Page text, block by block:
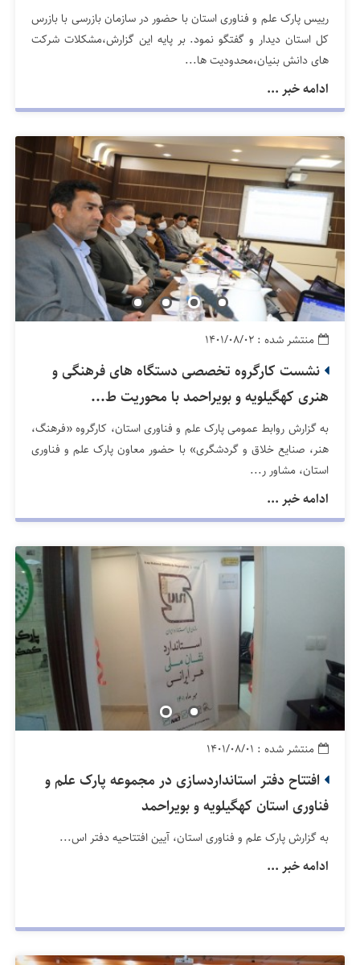
رییس پارک علم و فناوری استان با حضور در سازمان بازرسی با بازرس
کل استان دیدار و گفتگو نمود. بر پایه این گزارش،مشکلات شرکت
های دانش بنیان،محدودیت ها...
ادامه خبر ...
منتشر شده : ۱۴۰۱/۰۸/۰۲
نشست کارگروه تخصصی دستگاه های فرهنگی و
هنری کهگیلویه و بویراحمد با محوریت ط...
به گزارش روابط عمومی پارک علم و فناوری استان، کارگروه «فرهنگ،
هنر، صنایع خلاق و گردشگری» با حضور معاون پارک علم و فناوری
استان، مشاور ر...
ادامه خبر ...
منتشر شده : ۱۴۰۱/۰۸/۰۱
افتتاح دفتر استانداردسازی در مجموعه پارک علم و
فناوری استان کهگیلویه و بویراحمد
به گزارش پارک علم و فناوری استان، آیین افتتاحیه دفتر اس...
ادامه خبر ...